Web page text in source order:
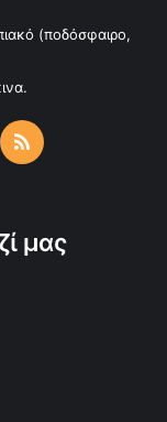
(ποδόσφαιρο,
RSS
μας